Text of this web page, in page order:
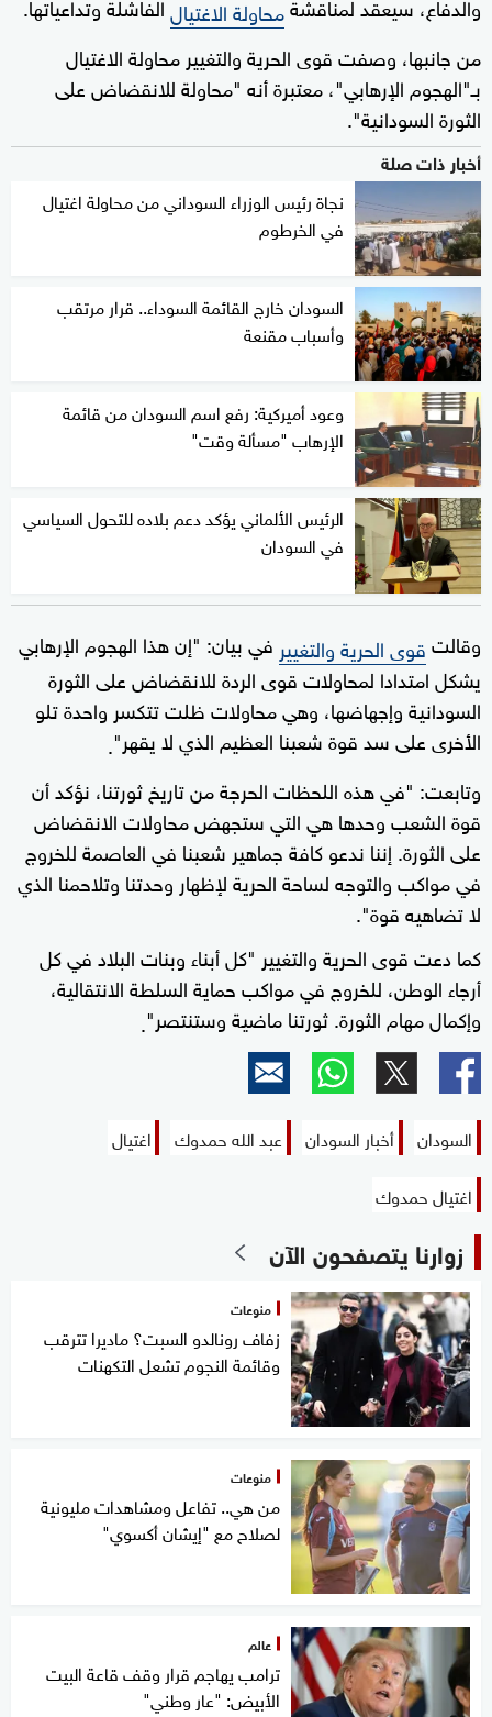
محاولة الاغتيال
من جانبها، وصفت قوى الحرية والتغيير محاولة الاغتيال
بـ"الهجوم الإرهابي"، معتبرة أنه "محاولة للانقضاض على
الثورة السودانية".
أخبار ذات صلة
نجاة رئيس الوزراء السوداني من محاولة اغتيال
في الخرطوم
السودان خارج القائمة السوداء.. قرار مرتقب
وأسباب مقنعة
وعود أميركية: رفع اسم السودان من قائمة
الإرهاب "مسألة وقت"
الرئيس الألماني يؤكد دعم بلاده للتحول السياسي
في السودان
وقالتقوى الحرية والتغيير في بيان: "إن هذا الهجوم الإرهابي
يشكل امتدادا لمحاولات قوى الردة للانقضاض على الثورة
السودانية وإجهاضها، وهي محاولات ظلت تتكسر واحدة تلو
الأخرى على سد قوة شعبنا العظيم الذي لا يقهر".
وتابعت: "في هذه اللحظات الحرجة من تاريخ ثورتنا، نؤكد أن
قوة الشعب وحدها هي التي ستجهض محاولات الانقضاض
على الثورة. إننا ندعو كافة جماهير شعبنا في العاصمة للخروج
في مواكب والتوجه لساحة الحرية لإظهار وحدتنا وتلاحمنا الذي
لا تضاهيه قوة".
كما دعت قوى الحرية والتغيير "كل أبناء وبنات البلاد في كل
أرجاء الوطن، للخروج في مواكب حماية السلطة الانتقالية،
وإكمال مهام الثورة. ثورتنا ماضية وستنتصر".
السودان أخبار السودان عبد الله حمدوك
اغتيال
اغتيال حمدوك
زوارنا يتصفحون الآن
منوعات
زفاف رونالدو السبت؟ ماديرا تترقب
وقائمة النجوم تشعل التكهنات
منوعات
من هي.. تفاعل ومشاهدات مليونية
لصلاح مع "إيشان أكسوي"
عالم
ترامب يهاجم قرار وقف قاعة البيت
الأبيض: "عار وطني"